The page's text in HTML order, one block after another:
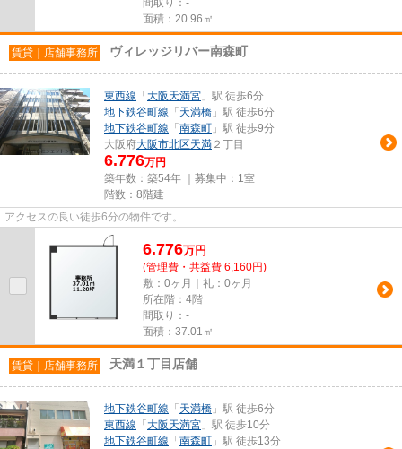
間取り：-
面積：20.96㎡
賃貸｜店舗事務所 ヴィレッジリバー南森町
東西線 「 大阪天満宮 」駅 徒歩6分
地下鉄谷町線 「 天満橋 」駅 徒歩6分
地下鉄谷町線 「 南森町 」駅 徒歩9分
大阪府大阪市北区天満 ２丁目
6.776万円
築年数：築54年 ｜募集中： 1室
階数：8階建
アクセスの良い徒歩6分の物件です。
6.776万円
(管理費・共益費 6,160円)
敷：0ヶ月｜礼：0ヶ月
所在階：4階
間取り：-
面積：37.01㎡
賃貸｜店舗事務所 天満１丁目店舗
地下鉄谷町線 「 天満橋 」駅 徒歩6分
東西線 「 大阪天満宮 」駅 徒歩10分
地下鉄谷町線 「 南森町 」駅 徒歩13分